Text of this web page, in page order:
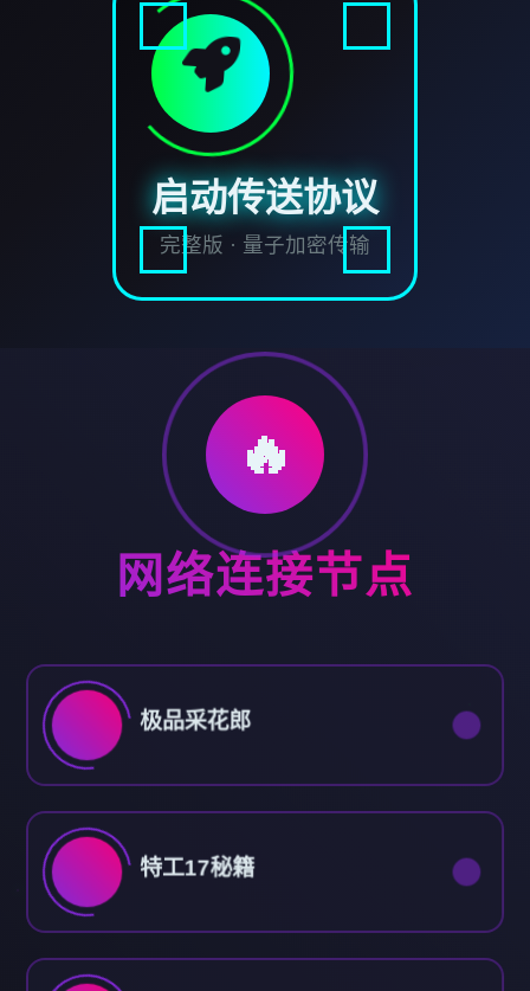
启动传送协议
完整版 · 量子加密传输
🔥
网络连接节点
极品采花郎
特工17秘籍